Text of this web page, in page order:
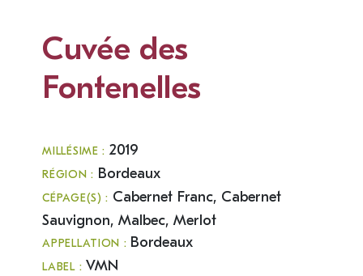
Cuvée des
Fontenelles
MILLÉSIME : 2019
RÉGION : Bordeaux
CÉPAGE(S) : Cabernet Franc, Cabernet
Sauvignon, Malbec, Merlot
APPELLATION : Bordeaux
LABEL : VMN